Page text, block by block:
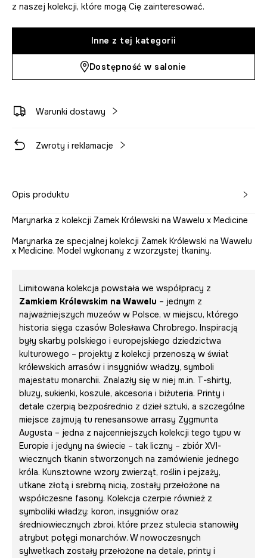
z naszej kolekcji, które mogą Cię zainteresować.
Inne z tej kategorii
Dostępność w salonie
Warunki dostawy
Zwroty i reklamacje
Opis produktu
Marynarka z kolekcji Zamek Królewski na Wawelu x Medicine
Marynarka ze specjalnej kolekcji Zamek Królewski na Wawelu
x Medicine. Model wykonany z wzorzystej tkaniny.
Limitowana kolekcja powstała we współpracy z
Zamkiem Królewskim na Wawelu – jednym z
najważniejszych muzeów w Polsce, w miejscu, którego
historia sięga czasów Bolesława Chrobrego. Inspiracją
były skarby polskiego i europejskiego dziedzictwa
kulturowego – projekty z kolekcji przenoszą w świat
królewskich arrasów i insygniów władzy, symboli
majestatu monarchii. Znalazły się w niej m.in. T-shirty,
bluzy, sukienki, koszule, akcesoria i biżuteria. Printy i
detale czerpią bezpośrednio z dzieł sztuki, a szczególne
miejsce zajmują tu renesansowe arrasy Zygmunta
Augusta – jedna z najcenniejszych kolekcji tego typu w
Europie i jedyny na świecie – tak liczny – zbiór XVI-
wiecznych tkanin stworzonych na zamówienie jednego
króla. Kunsztowne wzory zwierząt, roślin i pejzaży,
utkane złotą i srebrną nicią, zostały przełożone na
współczesne fasony. Kolekcja czerpie również z
symboliki władzy: koron, insygniów oraz
średniowiecznych zbroi, które przez stulecia stanowiły
atrybut potęgi monarchów. W nowoczesnych
sylwetkach zostały przełożone na detale, printy i